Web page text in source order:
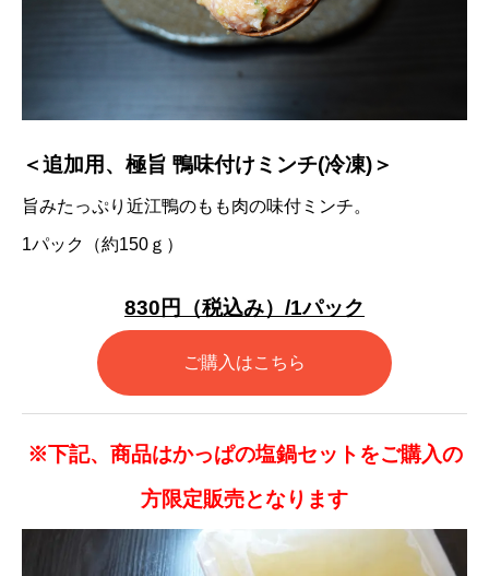
＜追加用、極旨 鴨味付けミンチ(冷凍)＞
旨みたっぷり近江鴨のもも肉の味付ミンチ。
1パック（約150ｇ）
830円（税込み）/1パック
ご購入はこちら
※下記、商品はかっぱの塩鍋セットをご購入の
方限定販売となります